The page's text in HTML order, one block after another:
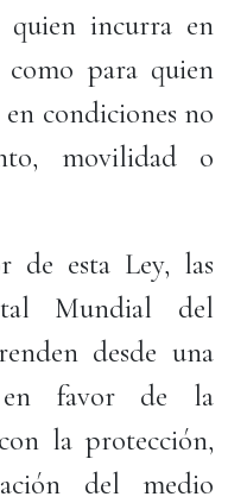
quien incurra en
para quien
condiciones no
movilidad o
de esta Ley, las
Mundial del
desde una
en favor de la
la protección,
del medio